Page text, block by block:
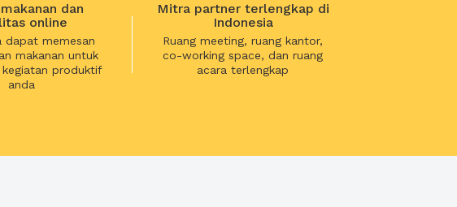
dan
online
dapat memesan
makanan untuk
kegiatan produktif
anda
Mitra partner terlengkap di
Indonesia
Ruang meeting, ruang kantor,
co-working space, dan ruang
acara terlengkap